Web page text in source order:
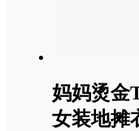
妈妈烫金
女装地摊